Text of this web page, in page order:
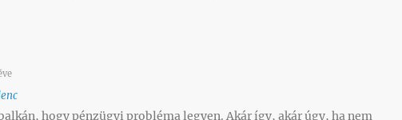
hogy pénzügyi probléma legyen. Akár így, akár úgy, ha nem